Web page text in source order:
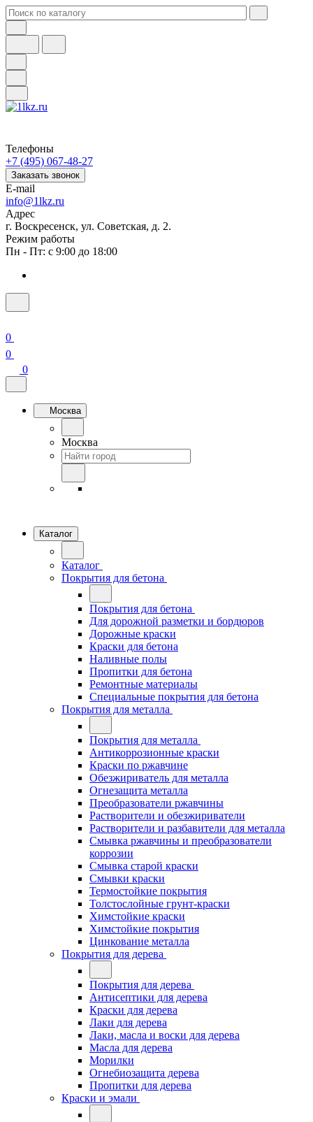
Телефоны
+7 (495) 067-48-27
Заказать звонок
E-mail
info@1lkz.ru
Адрес
г. Воскресенск, ул. Советская, д. 2.
Режим работы
Пн - Пт: с 9:00 до 18:00
0
0
0
Москва
Москва
Каталог
Каталог
Покрытия для бетона
Покрытия для бетона
Для дорожной разметки и бордюров
Дорожные краски
Краски для бетона
Наливные полы
Пропитки для бетона
Ремонтные материалы
Специальные покрытия для бетона
Покрытия для металла
Покрытия для металла
Антикоррозионные краски
Краски по ржавчине
Обезжириватель для металла
Огнезащита металла
Преобразователи ржавчины
Растворители и обезжириватели
Растворители и разбавители для металла
Смывка ржавчины и преобразователи
коррозии
Смывка старой краски
Смывки краски
Термостойкие покрытия
Толстослойные грунт-краски
Химстойкие краски
Химстойкие покрытия
Цинкование металла
Покрытия для дерева
Покрытия для дерева
Антисептики для дерева
Краски для дерева
Лаки для дерева
Лаки, масла и воски для дерева
Масла для дерева
Морилки
Огнебиозащита дерева
Пропитки для дерева
Краски и эмали